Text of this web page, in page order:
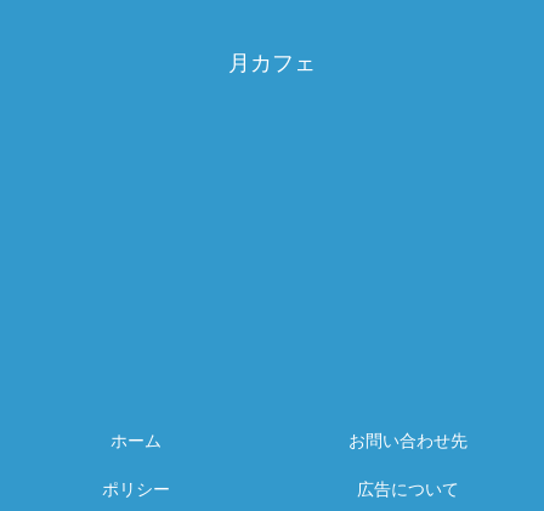
月カフェ
ホーム
お問い合わせ先
ポリシー
広告について